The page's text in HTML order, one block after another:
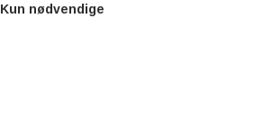
Kun nødvendige